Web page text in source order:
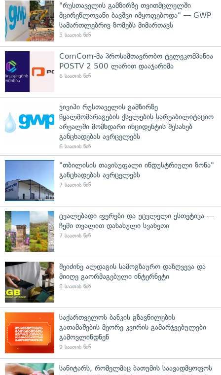
"რუსთაველის გამზირზე თვითმცლელში
მცირეწლოვანი ბავშვი იმყოფებოდა" — GWP
სამართლებრივ ზომებს მიმართავს
5 საათის წინ
ComCom-მა პროსამთავრობო ტელეკომპანია
POSTV 2 500 ლარით დააჯარიმა
6 საათის წინ
ჯივიპი რუსთაველის გამზირზე
წყალმომარაგების ქსელების სარეაბილიტაციო
არეალში მომხდარი ინციდენტის შესახებ
განცხადებას ავრცელებს
6 საათის წინ
"თბილისის თავისუფალი ინდუსტრიული ზონა"
განცხადებას ავრცელებს
7 საათის წინ
ცვალებადი ფერები და უცვლელი ესთეტიკა —
ჩემი თვალით დანახული სვანეთი
7 საათის წინ
შეიძინე ალდაგის სამოგზაურო დაზღვევა და
მიიღე გაორმაგებული ინტერნეტი
8 საათის წინ
საქართველოს ბანკის გზავნილების
გათამაშების მეორე კვირის გამარჯვებულები
გამოვლინდნენ
9 საათის წინ
სანიტარს, რომელმაც ბათუმის საავადმყოფოს